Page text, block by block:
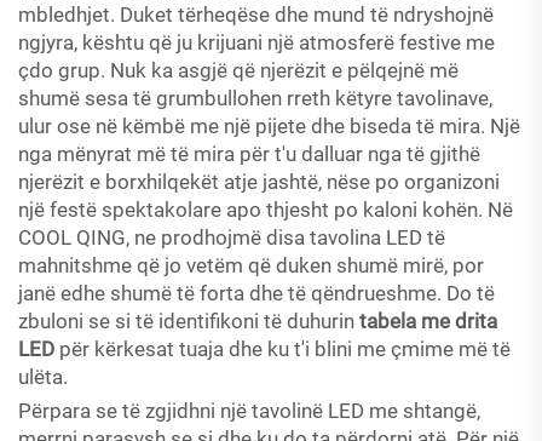
mbledhjet. Duket tërheqëse dhe mund të ndryshojnë
ngjyra, kështu që ju krijuani një atmosferë festive me
çdo grup. Nuk ka asgjë që njerëzit e pëlqejnë më
shumë sesa të grumbullohen rreth këtyre tavolinave,
ulur ose në këmbë me një pijete dhe biseda të mira. Një
nga mënyrat më të mira për t'u dalluar nga të gjithë
njerëzit e borxhilqekët atje jashtë, nëse po organizoni
një festë spektakolare apo thjesht po kaloni kohën. Në
COOL QING, ne prodhojmë disa tavolina LED të
mahnitshme që jo vetëm që duken shumë mirë, por
janë edhe shumë të forta dhe të qëndrueshme. Do të
zbuloni se si të identifikoni të duhurin tabela me drita
LED për kërkesat tuaja dhe ku t'i blini me çmime më të
ulëta.
Përpara se të zgjidhni një tavolinë LED me shtangë,